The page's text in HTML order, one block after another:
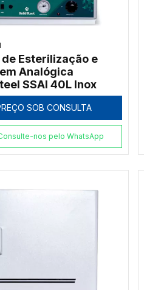
Esterilização e
Analógica
SSAI 40L Inox
SOB CONSULTA
nos pelo WhatsApp